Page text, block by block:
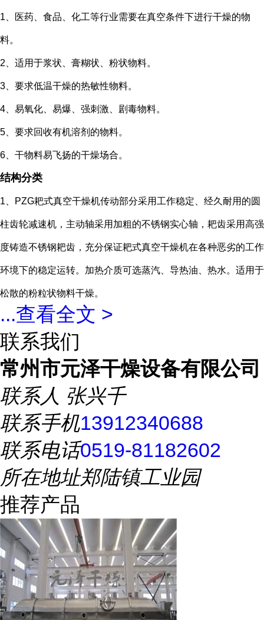
1、医药、食品、化工等行业需要在真空条件下进行干燥的物
料。
2、适用于浆状、膏糊状、粉状物料。
3、要求低温干燥的热敏性物料。
4、易氧化、易爆、强刺激、剧毒物料。
5、要求回收有机溶剂的物料。
6、干物料易飞扬的干燥场合。
结构分类
1、PZG耙式真空干燥机传动部分采用工作稳定、经久耐用的圆
柱齿轮减速机，主动轴采用加粗的不锈钢实心轴，耙齿采用高强
度铸造不锈钢耙齿，充分保证耙式真空干燥机在各种恶劣的工作
环境下的稳定运转。加热介质可选蒸汽、导热油、热水。适用于
松散的粉粒状物料干燥。
...查看全文 >
联系我们
常州市元泽干燥设备有限公司
联系人 张兴千
联系手机13912340688
联系电话0519-81182602
所在地址郑陆镇工业园
推荐产品